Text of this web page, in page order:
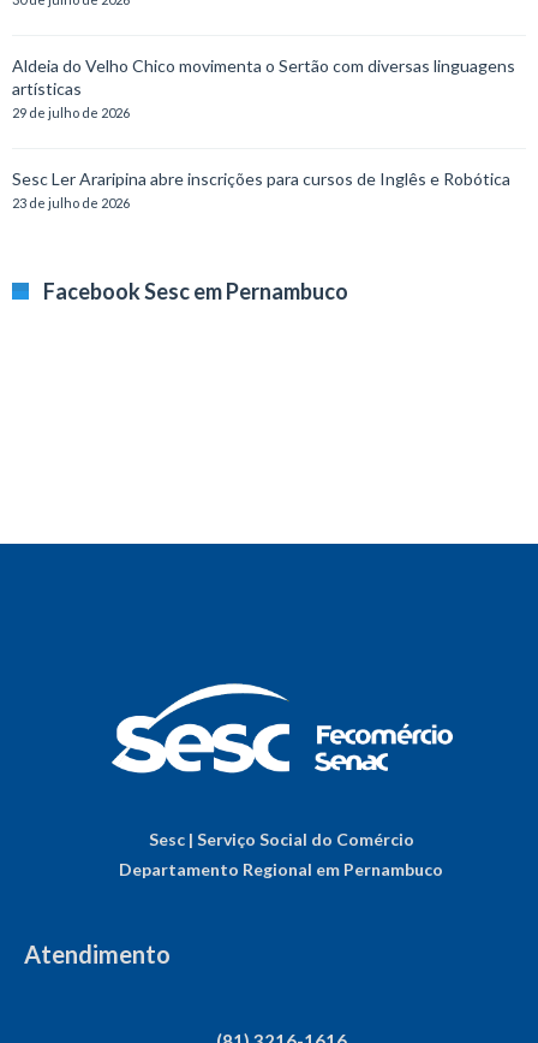
Aldeia do Velho Chico movimenta o Sertão com diversas linguagens
artísticas
29 de julho de 2026
Sesc Ler Araripina abre inscrições para cursos de Inglês e Robótica
23 de julho de 2026
Facebook Sesc em Pernambuco
Sesc | Serviço Social do Comércio
Departamento Regional em Pernambuco
Atendimento